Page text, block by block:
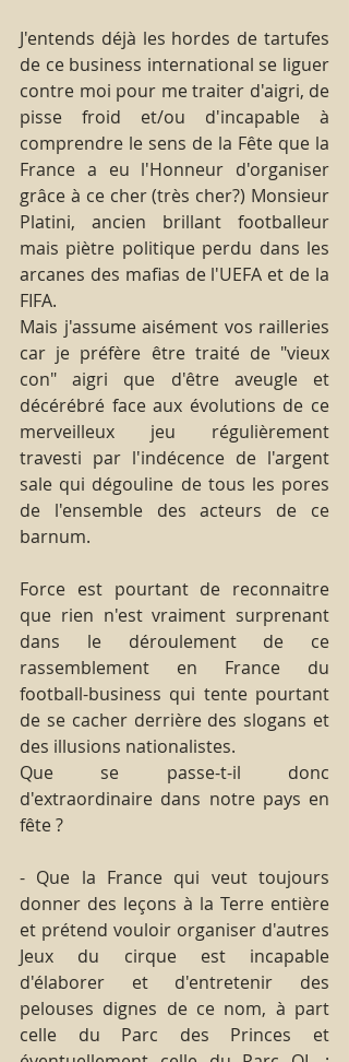
J'entends déjà les hordes de tartufes
de ce business international se liguer
contre moi pour me traiter d'aigri, de
pisse froid et/ou d'incapable à
comprendre le sens de la Fête que la
France a eu l'Honneur d'organiser
grâce à ce cher (très cher?) Monsieur
Platini, ancien brillant footballeur
mais piètre politique perdu dans les
arcanes des mafias de l'UEFA et de la
FIFA.
Mais j'assume aisément vos railleries
car je préfère être traité de "vieux
con" aigri que d'être aveugle et
décérébré face aux évolutions de ce
merveilleux jeu régulièrement
travesti par l'indécence de l'argent
sale qui dégouline de tous les pores
de l'ensemble des acteurs de ce
barnum.
Force est pourtant de reconnaitre
que rien n'est vraiment surprenant
dans le déroulement de ce
rassemblement en France du
football-business qui tente pourtant
de se cacher derrière des slogans et
des illusions nationalistes.
Que se passe-t-il donc
d'extraordinaire dans notre pays en
fête ?
- Que la France qui veut toujours
donner des leçons à la Terre entière
et prétend vouloir organiser d'autres
Jeux du cirque est incapable
d'élaborer et d'entretenir des
pelouses dignes de ce nom, à part
celle du Parc des Princes et